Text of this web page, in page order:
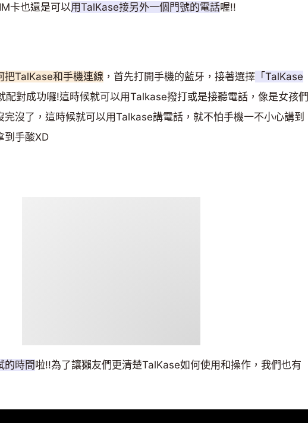
卡也還是可以用TalKase接另外一個門號的電話喔!!
把TalKase和手機連線 ，首先打開手機的藍牙，接著選擇 「TalKase
配對成功囉!這時候就可以用Talkase撥打或是接聽電話，像是女孩們
完沒了，這時候就可以用Talkase講電話，就不怕手機一不小心講到
到手酸XD
的時間啦!!為了讓獺友們更清楚TalKase如何使用和操作，我們也有